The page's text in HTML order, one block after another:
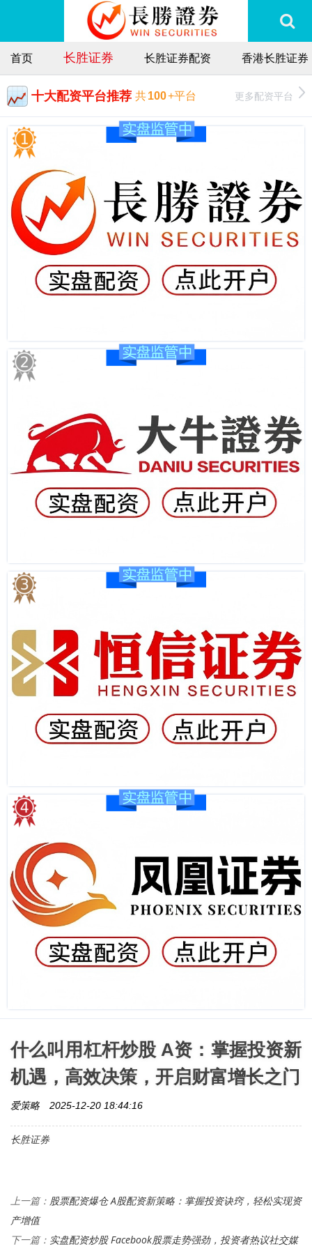
首页 长胜证券 长胜证券配资 香港长胜证券
十大配资平台推荐 共100+平台 更多配资平台
什么叫用杠杆炒股 A资：掌握投资新
机遇，高效决策，开启财富增长之门
爱策略 2025-12-20 18:44:16
长胜证券
上一篇： 股票配资爆仓 A股配资新策略：掌握投资诀窍，轻松实现资
产增值
下一篇： 实盘配资炒股 Facebook股票走势强劲，投资者热议社交媒